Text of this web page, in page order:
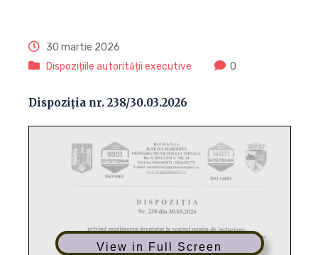
30 martie 2026
Dispozițiile autorității executive
0
Dispoziția nr. 238/30.03.2026
View in Full Screen